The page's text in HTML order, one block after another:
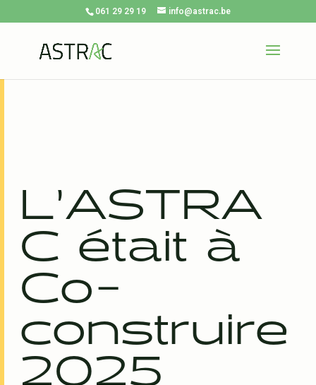
061 29 29 19 info@astrac.be
L’ASTRA
C était à
Co-
construire
2025